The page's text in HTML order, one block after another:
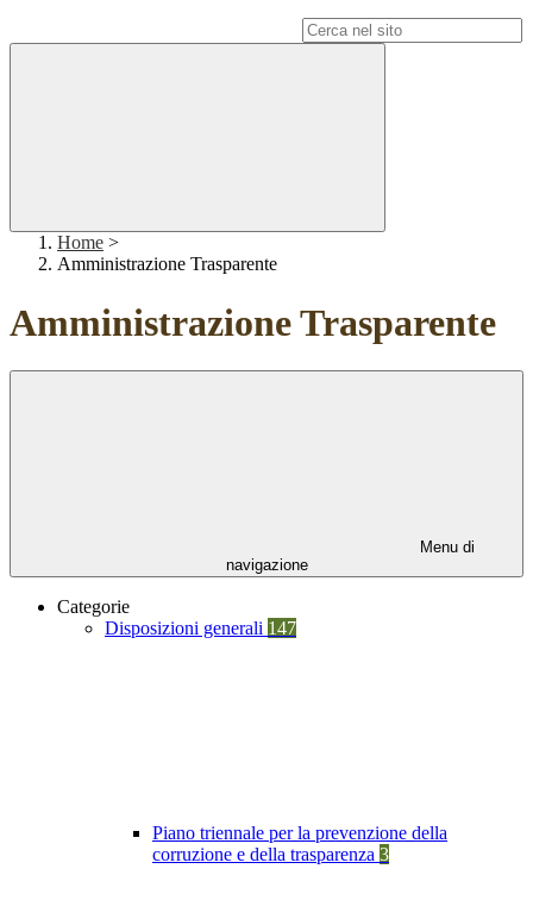
Home >
Amministrazione Trasparente
Amministrazione Trasparente
Menu di
navigazione
Categorie
Disposizioni generali 147
Piano triennale per la prevenzione della
corruzione e della trasparenza 3